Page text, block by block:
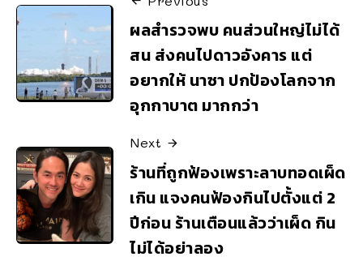
ผลสำรวจพบ คนส่วนใหญ่ไม่ได้
สน ส่งคนไปดาวอังคาร แต่
อยากให้ นาซา ปกป้องโลกจาก
อุกกาบาต มากกว่า
Next
ร้านที่ถูกฟ้องเพราะลาบทอดเผ็ด
เกิน แจงคนฟ้องกินไปตั้งแต่ 2
ปีก่อน ร้านเตือนแล้วว่าเผ็ด กิน
ไม่ได้อย่าลอง